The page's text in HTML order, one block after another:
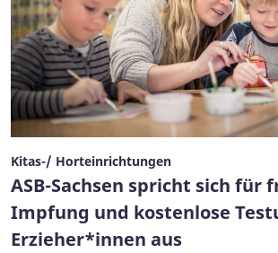
Kitas-/ Horteinrichtungen
ASB-Sachsen spricht sich für
Impfung und kostenlose
Erzieher*innen aus